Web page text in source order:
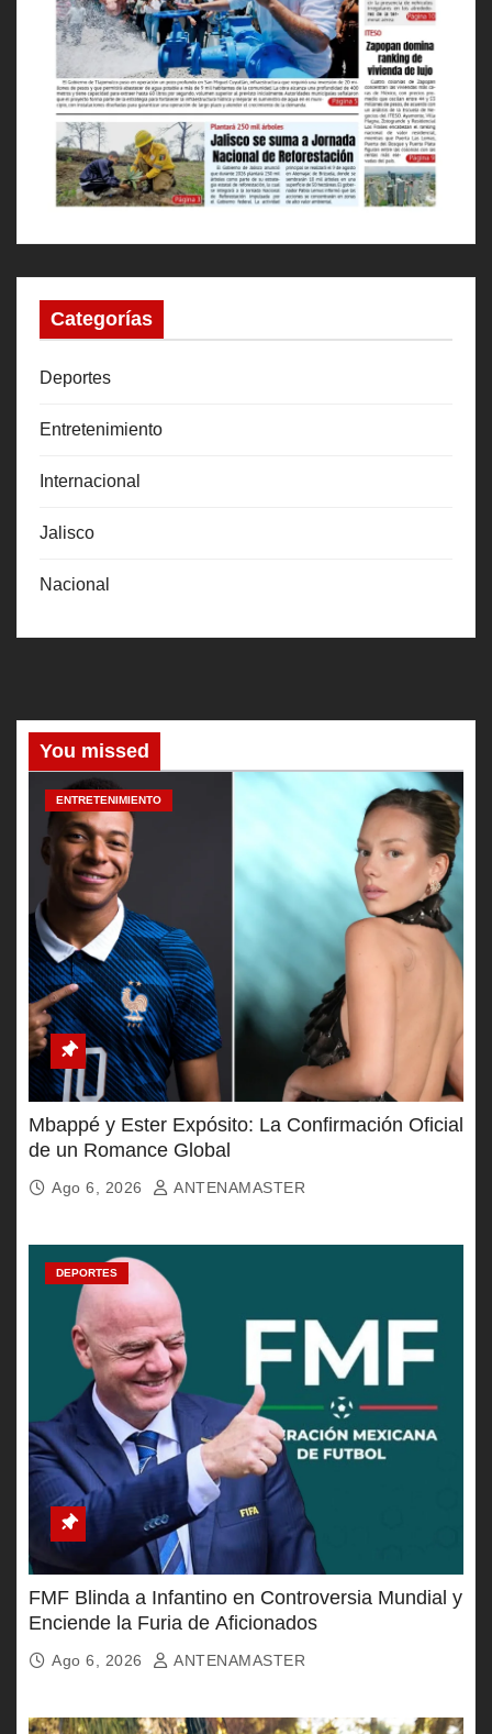
Categorías
Deportes
Entretenimiento
Internacional
Jalisco
Nacional
You missed
ENTRETENIMIENTO
Mbappé y Ester Expósito: La Confirmación Oficial
de un Romance Global
Ago 6, 2026 ANTENAMASTER
DEPORTES
FMF Blinda a Infantino en Controversia Mundial y
Enciende la Furia de Aficionados
Ago 6, 2026 ANTENAMASTER